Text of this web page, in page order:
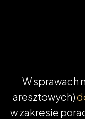
W sprawach
aresztowych)
w zakresie